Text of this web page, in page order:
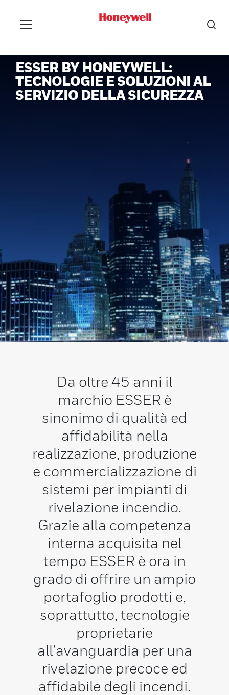
ESSER BY HONEYWELL:
TECNOLOGIE E SOLUZIONI AL
SERVIZIO DELLA SICUREZZA
Da oltre 45 anni il
marchio ESSER è
sinonimo di qualità ed
affidabilità nella
realizzazione, produzione
e commercializzazione di
sistemi per impianti di
rivelazione incendio.
Grazie alla competenza
interna acquisita nel
tempo ESSER è ora in
grado di offrire un ampio
portafoglio prodotti e,
soprattutto, tecnologie
proprietarie
all’avanguardia per una
rivelazione precoce ed
affidabile degli incendi.